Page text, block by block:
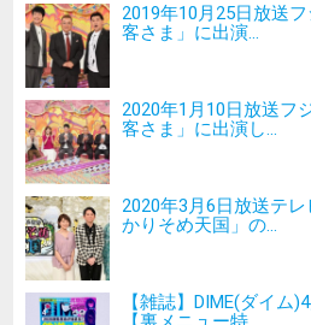
2019年10月25日放送
客さま」に出演...
2020年1月10日放送フ
客さま」に出演し...
2020年3月6日放送テ
かりそめ天国」の...
【雑誌】DIME(ダイム